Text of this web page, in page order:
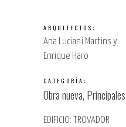
ARQUITECTOS:
Ana Luciani Martins y
Enrique Haro
CATEGORÍA:
Obra nueva, Principales
EDIFICIO: TROVADOR